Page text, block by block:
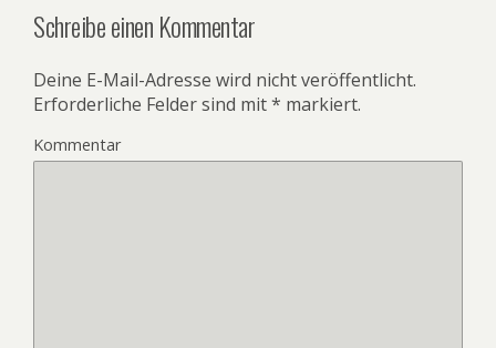
Schreibe einen Kommentar
Deine E-Mail-Adresse wird nicht veröffentlicht.
Erforderliche Felder sind mit* markiert.
Kommentar